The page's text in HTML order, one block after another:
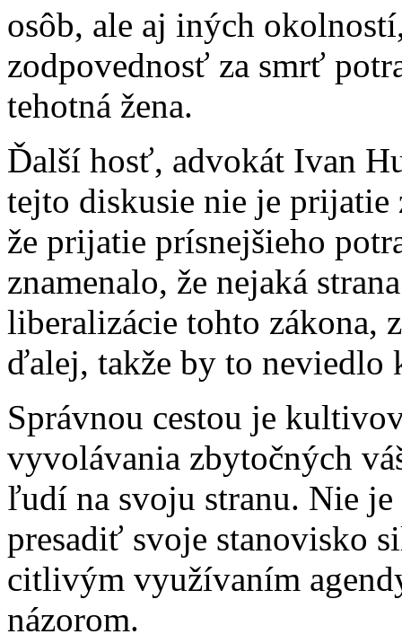
osôb, ale aj iných
zodpovednosť za smrť
tehotná žena.
Ďalší hosť, advokát Ivan
tejto diskusie nie je prijatie
že prijatie prísnejšieho
znamenalo, že nejaká
liberalizácie tohto zákona,
ďalej, takže by to neviedlo
Správnou cestou je
vyvolávania zbytočných
ľudí na svoju stranu. Nie je
presadiť svoje stanovisko
citlivým využívaním
názorom.